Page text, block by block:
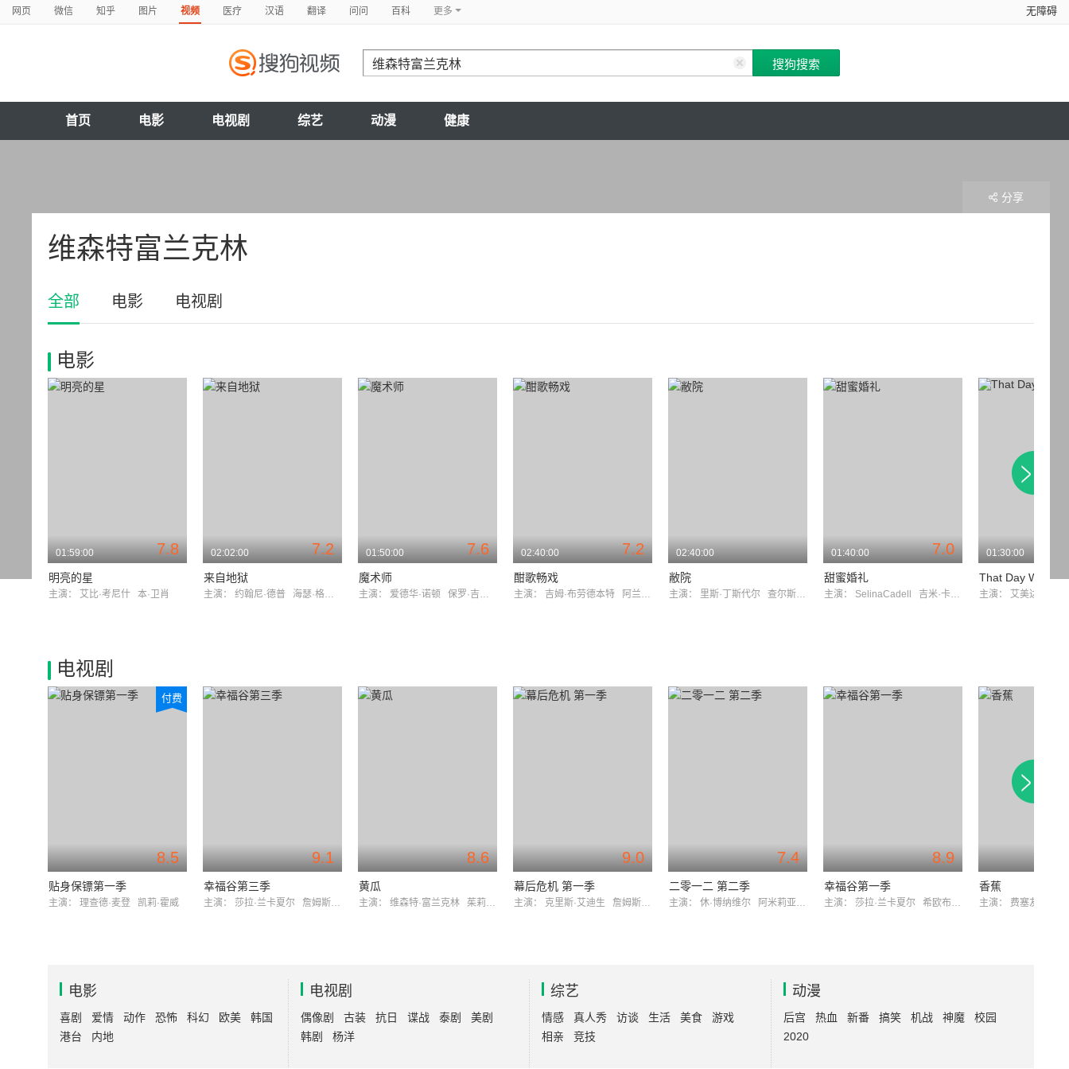
网页 微信 知乎 图片 视频 医疗 汉语 翻译 问问 百科 更多 无障碍
首页 电影 电视剧 综艺 动漫 健康
维森特富兰克林
分享
全部 电影 电视剧
电影
7.8
01:59:00
明亮的星
主演： 艾比·考尼什 本·卫肖
7.2
02:02:00
来自地狱
主演： 约翰尼·德普 海瑟·格拉汉姆
7.6
01:50:00
魔术师
主演： 爱德华·诺顿 保罗·吉亚玛提
7.2
02:40:00
酣歌畅戏
主演： 吉姆·布劳德本特 阿兰·柯德勒
02:40:00
敝院
主演： 里斯·丁斯代尔 查尔斯·爱德华兹
7.0
01:40:00
甜蜜婚礼
主演： SelinaCadell 吉米·卡尔
01:30:00
That Day We
主演： 艾美达·斯
电视剧
8.5
付费
贴身保镖第一季
主演： 理查德·麦登 凯莉·霍威
9.1
幸福谷第三季
主演： 莎拉·兰卡夏尔 詹姆斯·诺顿
8.6
黄瓜
主演： 维森特·富兰克林 茱莉赫斯姆德哈尔格
9.0
幕后危机 第一季
主演： 克里斯·艾迪生 詹姆斯·史密斯
7.4
二零一二 第二季
主演： 休·博纳维尔 阿米莉亚·布摩
8.9
幸福谷第一季
主演： 莎拉·兰卡夏尔 希欧布罕·芬内朗
香蕉
主演： 费塞友·阿
电影
喜剧 爱情 动作 恐怖 科幻 欧美
韩国
港台
内地
电视剧
偶像剧 古装 抗日 谍战 泰剧
美剧
韩剧
杨洋
综艺
情感 真人秀 访谈 生活 美食
游戏
相亲
竞技
动漫
后宫 热血 新番 搞笑 机战 神魔
校园
2020